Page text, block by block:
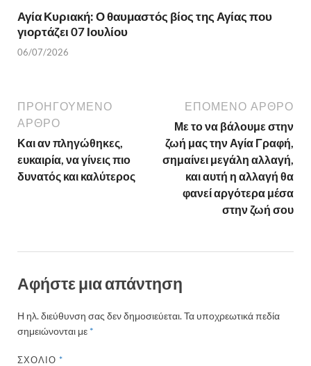
Αγία Κυριακή: Ο θαυμαστός βίος της Αγίας που
γιορτάζει 07 Ιουλίου
06/07/2026
ΠΡΟΗΓΟΎΜΕΝΟ
ΆΡΘΡΟ
Και αν πληγώθηκες,
ευκαιρία, να γίνεις πιο
δυνατός και καλύτερος
ΕΠΌΜΕΝΟ ΆΡΘΡΟ
Με το να βάλουμε στην
ζωή μας την Αγία Γραφή,
σημαίνει μεγάλη αλλαγή,
και αυτή η αλλαγή θα
φανεί αργότερα μέσα
στην ζωή σου
Αφήστε μια απάντηση
Η ηλ. διεύθυνση σας δεν δημοσιεύεται.Τα υποχρεωτικά πεδία
σημειώνονται με *
ΣΧΌΛΙΟ*